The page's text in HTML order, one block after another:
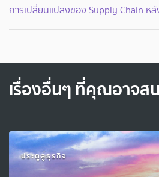
การเปลี่ยนแปลงของ Supply Chain ห
เรื่องอื่นๆ ที่คุณอาจส
ประตูสู่ธุรกิจ